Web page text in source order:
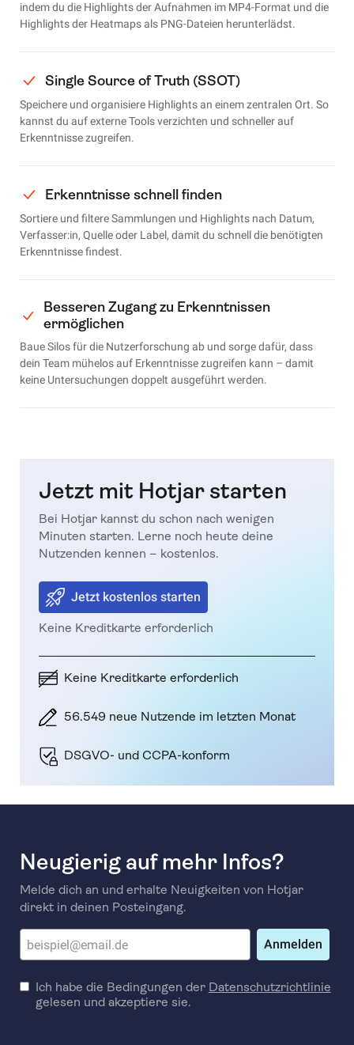
indem du die Highlights der Aufnahmen im MP4-Format und die
Highlights der Heatmaps als PNG-Dateien herunterlädst.
Single Source of Truth (SSOT)
Speichere und organisiere Highlights an einem zentralen Ort. So
kannst du auf externe Tools verzichten und schneller auf
Erkenntnisse zugreifen.
Erkenntnisse schnell finden
Sortiere und filtere Sammlungen und Highlights nach Datum,
Verfasser:in, Quelle oder Label, damit du schnell die benötigten
Erkenntnisse findest.
Besseren Zugang zu Erkenntnissen
ermöglichen
Baue Silos für die Nutzerforschung ab und sorge dafür, dass
dein Team mühelos auf Erkenntnisse zugreifen kann – damit
keine Untersuchungen doppelt ausgeführt werden.
Jetzt mit Hotjar starten
Bei Hotjar kannst du schon nach wenigen
Minuten starten. Lerne noch heute deine
Nutzenden kennen – kostenlos.
Jetzt kostenlos starten
Keine Kreditkarte erforderlich
Keine Kreditkarte erforderlich
56.549 neue Nutzende im letzten Monat
DSGVO- und CCPA-konform
Neugierig auf mehr Infos?
Melde dich an und erhalte Neuigkeiten von Hotjar
direkt in deinen Posteingang.
Anmelden
Ich habe die Bedingungen der Datenschutzrichtlinie
gelesen und akzeptiere sie.